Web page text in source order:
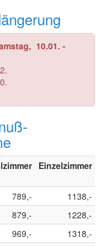
10.01. -
Einzelzimmer
789,-
1138,-
879,-
1228,-
969,-
1318,-